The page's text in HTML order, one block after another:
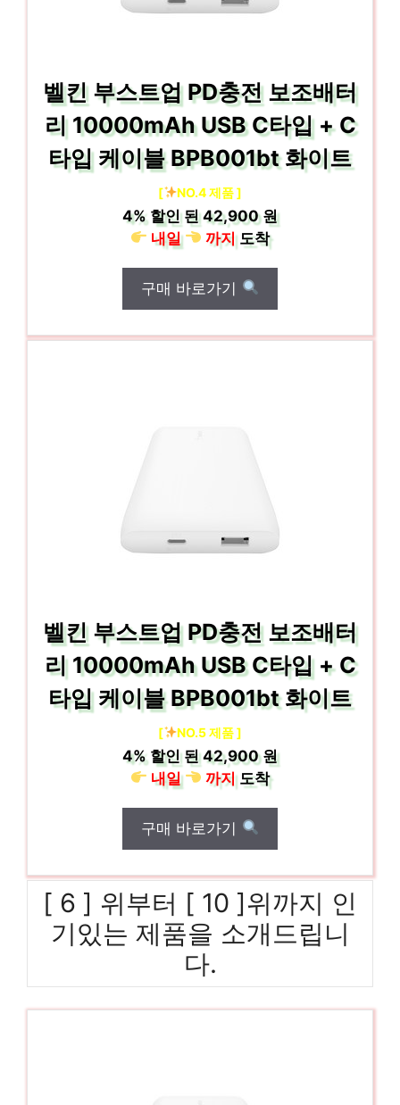
벨킨 부스트업 PD충전 보조배터
리 10000mAh USB C타입 + C
타입 케이블 BPB001bt 화이트
[ NO.4 제품 ]
4% 할인 된42,900 원
내일
까지도착
구매 바로가기
벨킨 부스트업 PD충전 보조배터
리 10000mAh USB C타입 + C
타입 케이블 BPB001bt 화이트
[ NO.5 제품 ]
4% 할인 된42,900 원
내일
까지도착
구매 바로가기
[ 6 ] 위부터 [ 10 ]위까지 인
기있는 제품을 소개드립니
다.